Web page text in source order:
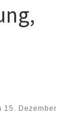
15. Dezember